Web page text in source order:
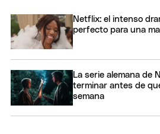
Netflix: el intenso
perfecto para una
La serie alemana de
terminar antes de
semana